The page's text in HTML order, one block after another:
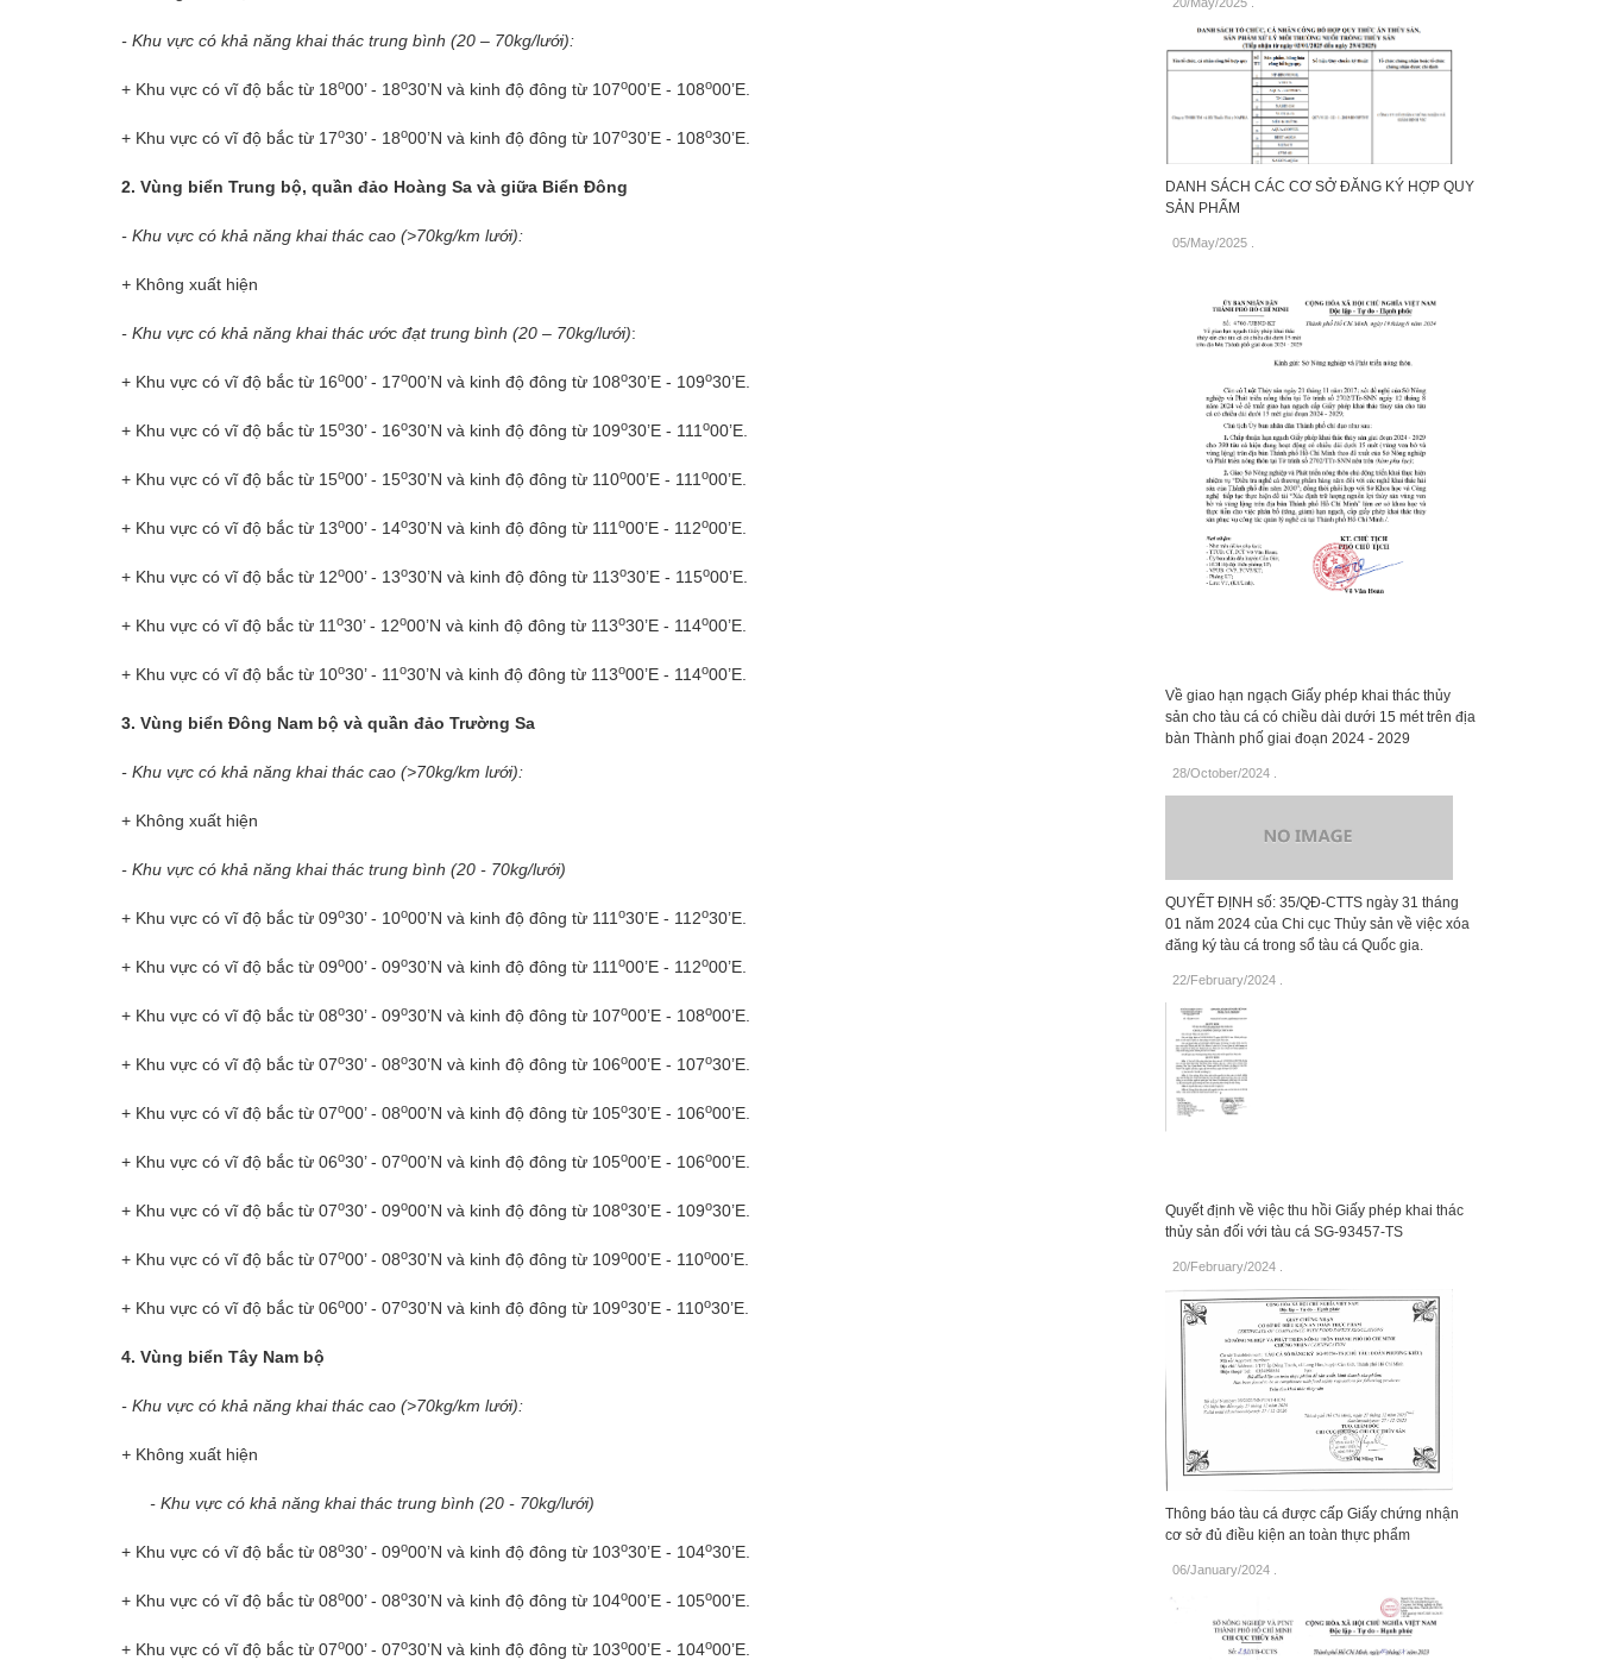
- Khu vực có khả năng khai thác trung bình (20 – 70kg/lưới):
+ Khu vực có vĩ độ bắc từ 18o00’ - 18o30’N và kinh độ đông từ 107o00’E - 108o00’E.
+ Khu vực có vĩ độ bắc từ 17o30’ - 18o00’N và kinh độ đông từ 107o30’E - 108o30’E.
2. Vùng biển Trung bộ, quần đảo Hoàng Sa và giữa Biển Đông
- Khu vực có khả năng khai thác cao (>70kg/km lưới):
+ Không xuất hiện
- Khu vực có khả năng khai thác ước đạt trung bình (20 – 70kg/lưới):
+ Khu vực có vĩ độ bắc từ 16o00’ - 17o00’N và kinh độ đông từ 108o30’E - 109o30’E.
+ Khu vực có vĩ độ bắc từ 15o30’ - 16o30’N và kinh độ đông từ 109o30’E - 111 o00’E.
+ Khu vực có vĩ độ bắc từ 15o00’ - 15o30’N và kinh độ đông từ 110o00’E - 111 o00’E.
+ Khu vực có vĩ độ bắc từ 13o00’ - 14o30’N và kinh độ đông từ 111 o00’E - 112o00’E.
+ Khu vực có vĩ độ bắc từ 12o00’ - 13o30’N và kinh độ đông từ 113o30’E - 115o00’E.
+ Khu vực có vĩ độ bắc từ 11 o30’ - 12o00’N và kinh độ đông từ 113o30’E - 114o00’E.
+ Khu vực có vĩ độ bắc từ 10o30’ - 11 o30’N và kinh độ đông từ 113o00’E - 114o00’E.
3. Vùng biển Đông Nam bộ và quần đảo Trường Sa
- Khu vực có khả năng khai thác cao (>70kg/km lưới):
+ Không xuất hiện
- Khu vực có khả năng khai thác trung bình (20 - 70kg/lưới)
+ Khu vực có vĩ độ bắc từ 09o30’ - 10o00’N và kinh độ đông từ 111 o30’E - 112o30’E.
+ Khu vực có vĩ độ bắc từ 09o00’ - 09o30’N và kinh độ đông từ 111 o00’E - 112o00’E.
+ Khu vực có vĩ độ bắc từ 08o30’ - 09o30’N và kinh độ đông từ 107o00’E - 108o00’E.
+ Khu vực có vĩ độ bắc từ 07o30’ - 08o30’N và kinh độ đông từ 106o00’E - 107o30’E.
+ Khu vực có vĩ độ bắc từ 07o00’ - 08o00’N và kinh độ đông từ 105o30’E - 106o00’E.
+ Khu vực có vĩ độ bắc từ 06o30’ - 07o00’N và kinh độ đông từ 105o00’E - 106o00’E.
+ Khu vực có vĩ độ bắc từ 07o30’ - 09o00’N và kinh độ đông từ 108o30’E - 109o30’E.
+ Khu vực có vĩ độ bắc từ 07o00’ - 08o30’N và kinh độ đông từ 109o00’E - 110o00’E.
+ Khu vực có vĩ độ bắc từ 06o00’ - 07o30’N và kinh độ đông từ 109o30’E - 110o30’E.
4. Vùng biển Tây Nam bộ
- Khu vực có khả năng khai thác cao (>70kg/km lưới):
+ Không xuất hiện
- Khu vực có khả năng khai thác trung bình (20 - 70kg/lưới)
+ Khu vực có vĩ độ bắc từ 08o30’ - 09o00’N và kinh độ đông từ 103o30’E - 104o30’E.
+ Khu vực có vĩ độ bắc từ 08o00’ - 08o30’N và kinh độ đông từ 104o00’E - 105o00’E.
+ Khu vực có vĩ độ bắc từ 07o00’ - 07o30’N và kinh độ đông từ 103o00’E - 104o00’E.
DANH SÁCH CÁC CƠ SỞ ĐĂNG KÝ HỢP QUY
SẢN PHẨM
05/May/2025.
Về giao hạn ngạch Giấy phép khai thác thủy
sản cho tàu cá có chiều dài dưới 15 mét trên địa
bàn Thành phố giai đoạn 2024 - 2029
28/October/2024.
QUYẾT ĐỊNH số: 35/QĐ-CTTS ngày 31 tháng
01 năm 2024 của Chi cục Thủy sản về việc xóa
đăng ký tàu cá trong sổ tàu cá Quốc gia.
22/February/2024.
Quyết định về việc thu hồi Giấy phép khai thác
thủy sản đối với tàu cá SG-93457-TS
20/February/2024.
Thông báo tàu cá được cấp Giấy chứng nhận
cơ sở đủ điều kiện an toàn thực phẩm
06/January/2024.